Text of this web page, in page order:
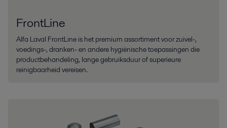
FrontLine
Alfa Laval FrontLine is het premium assortiment voor zuivel-,
voedings-, dranken- en andere hygiënische toepassingen die
productbehandeling, lange gebruiksduur of superieure
reinigbaarheid vereisen.